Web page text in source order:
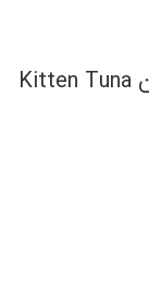
غذای خشک بچه گربه با طعم ماهی تن Kitten Tuna